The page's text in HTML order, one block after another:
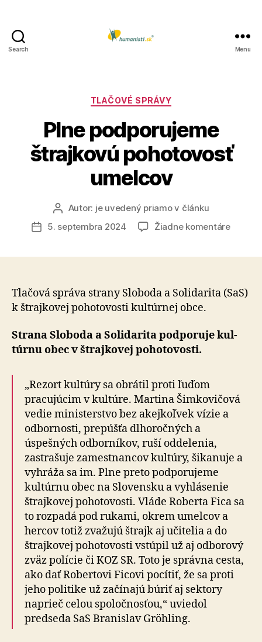
Search Menu
Kategórie
TLAČOVÉ SPRÁVY
Plne podporujeme
štrajkovú pohotovosť
umelcov
AutorAutor: je uvedený priamo v článku
Dátum
5. septembra 2024 Žiadne komentárena
Tlačová správa strany Sloboda a So­li­da­ri­ta (SaS)
k štraj­ko­vej po­ho­to­vosti kul­túr­nej obce.
Strana Sloboda a Solidarita podporuje kul­
túr­nu obec v štraj­ko­vej po­ho­to­vosti.
„Rezort kultúry sa obrátil proti ľuďom
pracujúcim v kultúre. Martina Šimkovičová
vedie ministerstvo bez akejkoľvek vízie a
odbornosti, prepúšťa dlhoročných a
úspešných odborníkov, ruší oddelenia,
zastrašuje zamestnancov kultúry, šikanuje a
vyhráža sa im. Plne preto podporujeme
kultúrnu obec na Slovensku a vyhlásenie
štrajkovej pohotovosti. Vláde Roberta Fica sa
to rozpadá pod rukami, okrem umelcov a
hercov totiž zvažujú štrajk aj učitelia a do
štrajkovej pohotovosti vstúpil už aj odborový
zväz polície či KOZ SR. Toto je správna cesta,
ako dať Robertovi Ficovi pocítiť, že sa proti
jeho politike už začínajú búriť aj sektory
naprieč celou spoločnosťou,“ uviedol
predseda SaS Branislav Gröhling.